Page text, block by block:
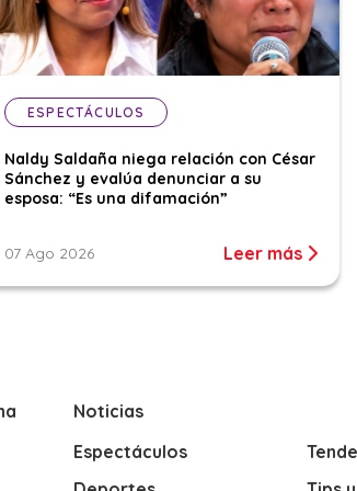
ESPECTÁCULOS
Naldy Saldaña niega relación con César
Sánchez y evalúa denunciar a su
esposa: “Es una difamación”
07 Ago 2026 Leer más
Noticias
Espectáculos